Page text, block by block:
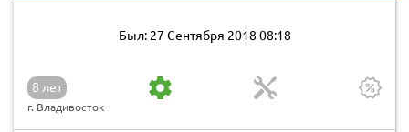
Был: 27 Сентября 2018 08:18
8 лет
г. Владивосток